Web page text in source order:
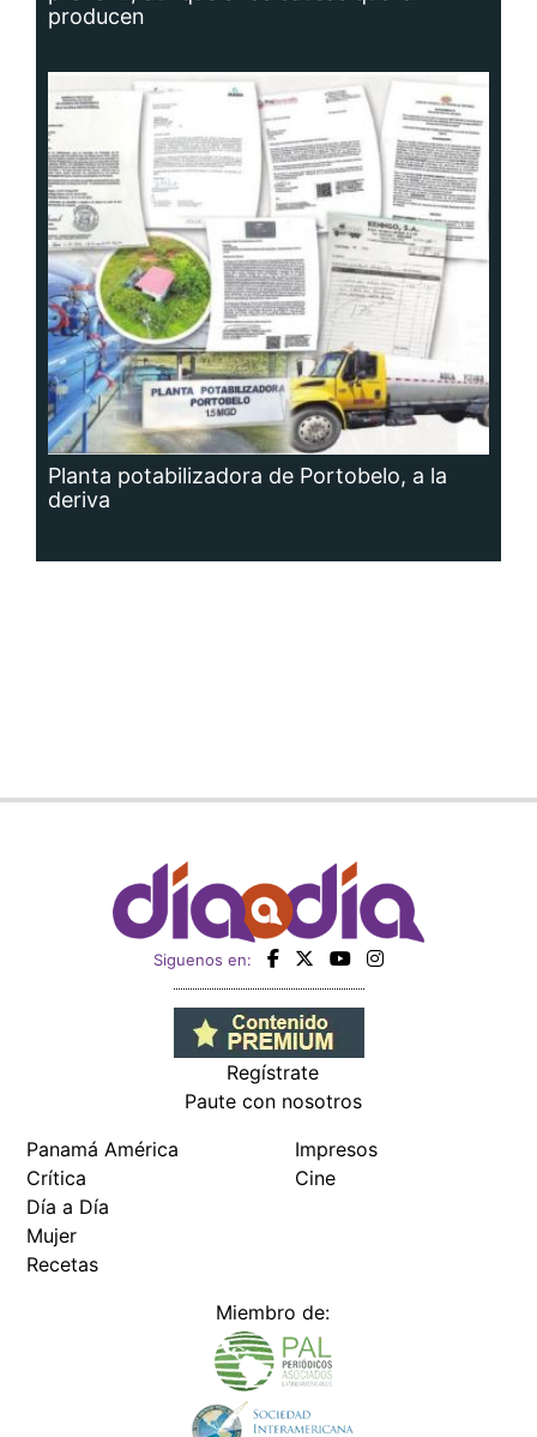
producen
Planta potabilizadora de Portobelo, a la
deriva
Siguenos en:
Regístrate
Paute con nosotros
Panamá América
Crítica
Día a Día
Mujer
Recetas
Impresos
Cine
Miembro de: